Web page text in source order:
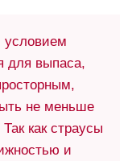
условием
для выпаса,
не меньше
как страусы
и